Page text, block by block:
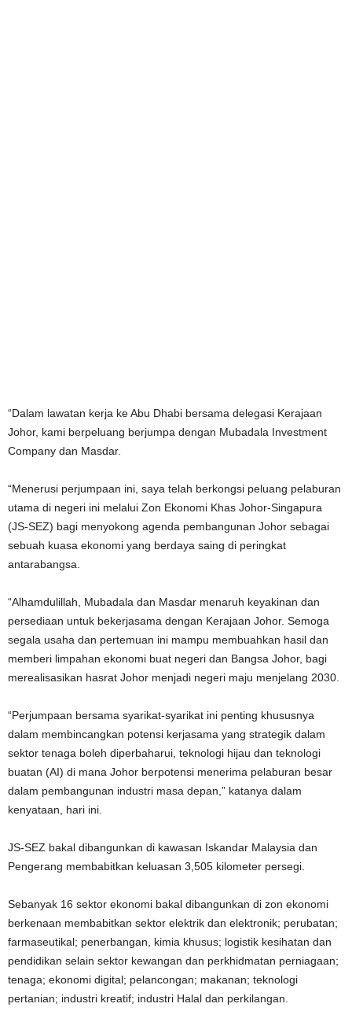
“Dalam lawatan kerja ke Abu Dhabi bersama delegasi Kerajaan
Johor, kami berpeluang berjumpa dengan Mubadala Investment
Company dan Masdar.
“Menerusi perjumpaan ini, saya telah berkongsi peluang pelaburan
utama di negeri ini melalui Zon Ekonomi Khas Johor-Singapura
(JS-SEZ) bagi menyokong agenda pembangunan Johor sebagai
sebuah kuasa ekonomi yang berdaya saing di peringkat
antarabangsa.
“Alhamdulillah, Mubadala dan Masdar menaruh keyakinan dan
persediaan untuk bekerjasama dengan Kerajaan Johor. Semoga
segala usaha dan pertemuan ini mampu membuahkan hasil dan
memberi limpahan ekonomi buat negeri dan Bangsa Johor, bagi
merealisasikan hasrat Johor menjadi negeri maju menjelang 2030.
“Perjumpaan bersama syarikat-syarikat ini penting khususnya
dalam membincangkan potensi kerjasama yang strategik dalam
sektor tenaga boleh diperbaharui, teknologi hijau dan teknologi
buatan (AI) di mana Johor berpotensi menerima pelaburan besar
dalam pembangunan industri masa depan,” katanya dalam
kenyataan, hari ini.
JS-SEZ bakal dibangunkan di kawasan Iskandar Malaysia dan
Pengerang membabitkan keluasan 3,505 kilometer persegi.
Sebanyak 16 sektor ekonomi bakal dibangunkan di zon ekonomi
berkenaan membabitkan sektor elektrik dan elektronik; perubatan;
farmaseutikal; penerbangan, kimia khusus; logistik kesihatan dan
pendidikan selain sektor kewangan dan perkhidmatan perniagaan;
tenaga; ekonomi digital; pelancongan; makanan; teknologi
pertanian; industri kreatif; industri Halal dan perkilangan.